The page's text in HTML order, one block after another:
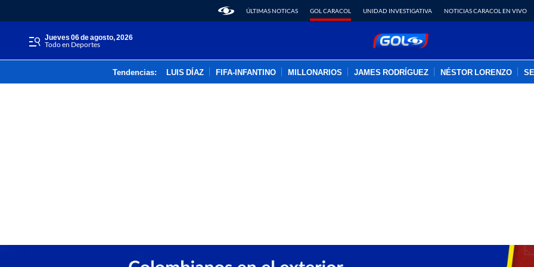
ÚLTIMAS NOTICAS GOL CARACOL UNIDAD INVESTIGATIVA NOTICIAS CARACOL EN VIVO
jueves 06 de agosto, 2026
Todo en Deportes
Tendencias: LUIS DÍAZ FIFA-INFANTINO MILLONARIOS JAMES RODRÍGUEZ NÉSTOR LORENZO